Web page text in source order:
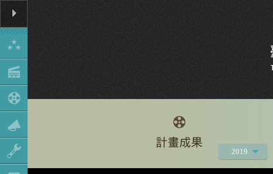
2019
2021